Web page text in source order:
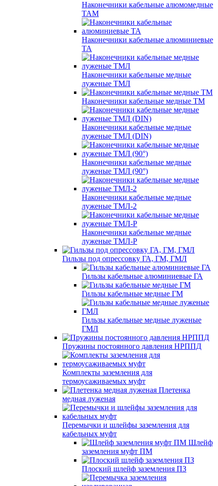
Наконечники кабельные алюмомедные
ТАМ
Наконечники кабельные алюминиевые
ТА
Наконечники кабельные медные
луженые ТМЛ
Наконечники кабельные медные ТМ
Наконечники кабельные медные
луженые ТМЛ (DIN)
Наконечники кабельные медные
луженые ТМЛ (90°)
Наконечники кабельные медные
луженые ТМЛ-2
Наконечники кабельные медные
луженые ТМЛ-Р
Гильзы под опрессовку ГА, ГМ, ГМЛ
Гильзы кабельные алюминиевые ГА
Гильзы кабельные медные ГМ
Гильзы кабельные медные луженые
ГМЛ
Пружины постоянного давления НРППД
Комплекты заземления для
термоусаживаемых муфт
Плетенка
медная луженая
Перемычки и шлейфы заземления для
кабельных муфт
Шлейф
заземления муфт ПМ
Плоский шлейф заземления ПЗ